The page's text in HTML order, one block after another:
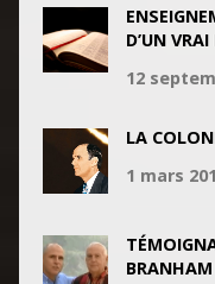
D’UN
12
LA
1 mars
BRANHAM